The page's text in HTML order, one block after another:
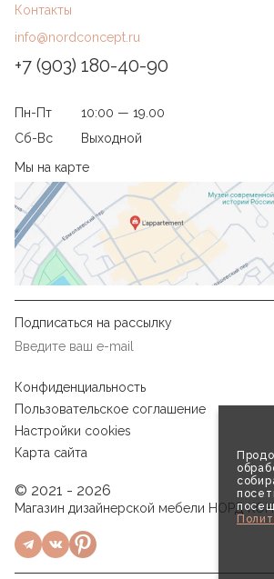
Контакты
info@nordconcept.ru
+7 (903) 180-40-90
Пн-Пт
10:00 — 19.00
Сб-Вс
Выходной
Мы на карте
Подписаться на рассылку
Конфиденциальность
Пользовательское соглашение
Настройки cookies
Карта сайта
© 2021 - 2026
Магазин дизайнерской мебели НОРД